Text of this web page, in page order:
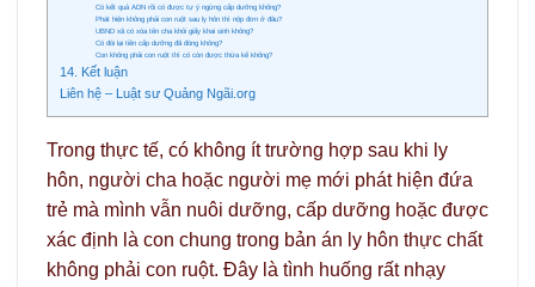
Có kết quả ADN rồi có được tự ý ngừng cấp dưỡng không?
Phát hiện không phải con ruột sau ly hôn thì nộp đơn ở đâu?
UBND xã có xóa tên cha khỏi giấy khai sinh không?
Có đòi lại tiền cấp dưỡng đã đóng không?
Con không phải con ruột thì có còn được thừa kế không?
14. Kết luận
Liên hệ – Luật sư Quảng Ngãi.org
Trong thực tế, có không ít trường hợp sau khi ly
hôn, người cha hoặc người mẹ mới phát hiện đứa
trẻ mà mình vẫn nuôi dưỡng, cấp dưỡng hoặc được
xác định là con chung trong bản án ly hôn thực chất
không phải con ruột. Đây là tình huống rất nhạy